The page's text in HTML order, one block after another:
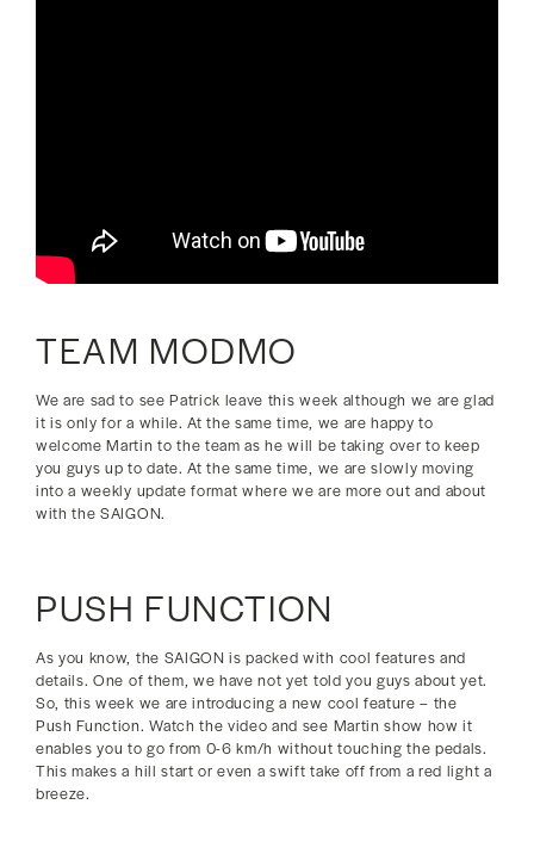
TEAM MODMO
We are sad to see Patrick leave this week although we are glad
it is only for a while. At the same time, we are happy to
welcome Martin to the team as he will be taking over to keep
you guys up to date. At the same time, we are slowly moving
into a weekly update format where we are more out and about
with the SAIGON.
PUSH FUNCTION
As you know, the SAIGON is packed with cool features and
details. One of them, we have not yet told you guys about yet.
So, this week we are introducing a new cool feature – the
Push Function. Watch the video and see Martin show how it
enables you to go from 0-6 km/h without touching the pedals.
This makes a hill start or even a swift take off from a red light a
breeze.